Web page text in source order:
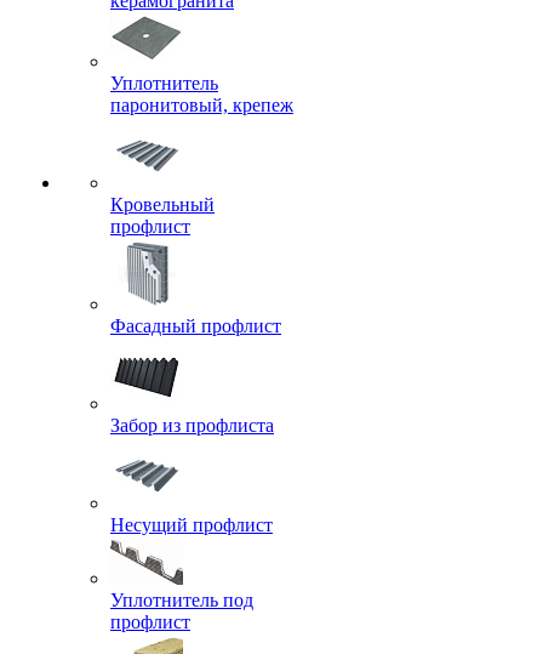
Уплотнитель
паронитовый, крепеж
Кровельный
профлист
Фасадный профлист
Забор из профлиста
Несущий профлист
Уплотнитель под
профлист